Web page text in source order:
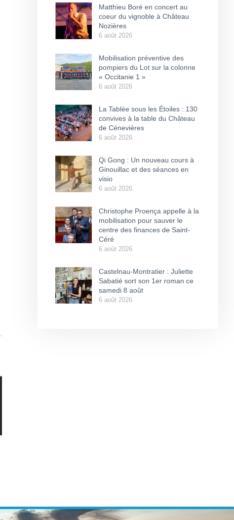
Matthieu Boré en concert au
coeur du vignoble à Château
Nozières
6 août 2026
Mobilisation préventive des
pompiers du Lot sur la colonne
« Occitanie 1 »
6 août 2026
La Tablée sous les Étoiles : 130
convives à la table du Château
de Cénevières
6 août 2026
Qi Gong : Un nouveau cours à
Ginouillac et des séances en
visio
6 août 2026
Christophe Proença appelle à la
mobilisation pour sauver le
centre des finances de Saint-
Céré
6 août 2026
Castelnau-Montratier : Juliette
Sabatié sort son 1er roman ce
samedi 8 août
6 août 2026